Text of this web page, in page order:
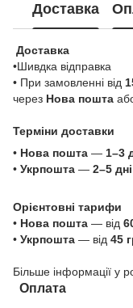
Доставка
Доставка
•Шивдка відправка
• При замовленні від
через Нова пошта
Терміни доставки
• Нова пошта — 1–3
• Укрпошта — 2–5
Орієнтовні тарифи
• Нова пошта — від
• Укрпошта — від 45
Більше інформації у
Оплата